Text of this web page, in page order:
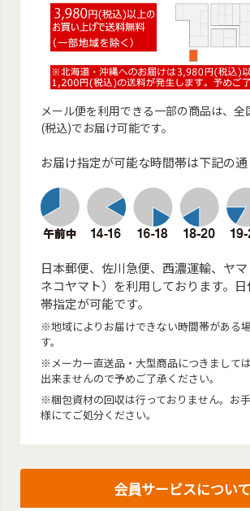
メール便を利用できる一部の商品は、全
(税込)でお届け可能です。
お届け指定が可能な時間帯は下記の通
日本郵便、佐川急便、西濃運輸、ヤ
ネコヤマト）を利用しております。
帯指定が可能です。
※地域によりお届けできない時間帯がある
す。
※メーカー直送品・大型商品につきまして
出来ませんので予めご了承ください。
※梱包資材の回収は行っておりません。お
様にてご処分ください。
会員サービスについて